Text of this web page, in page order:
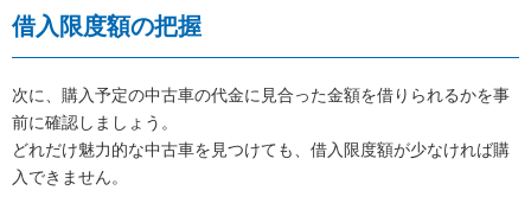
借入限度額の把握
次に、購入予定の中古車の代金に見合った金額を借りられるかを事
前に確認しましょう。
どれだけ魅力的な中古車を見つけても、借入限度額が少なければ購
入できません。